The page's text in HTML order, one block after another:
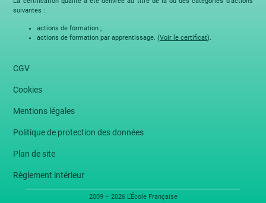
suivantes :
actions de formation ;
actions de formation par apprentissage. (Voir le certificat).
CGV
Cookies
Mentions légales
Politique de protection des données
Plan de site
Règlement intérieur
2009 – 2026 L’École Française